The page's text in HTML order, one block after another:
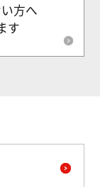
方へ
す